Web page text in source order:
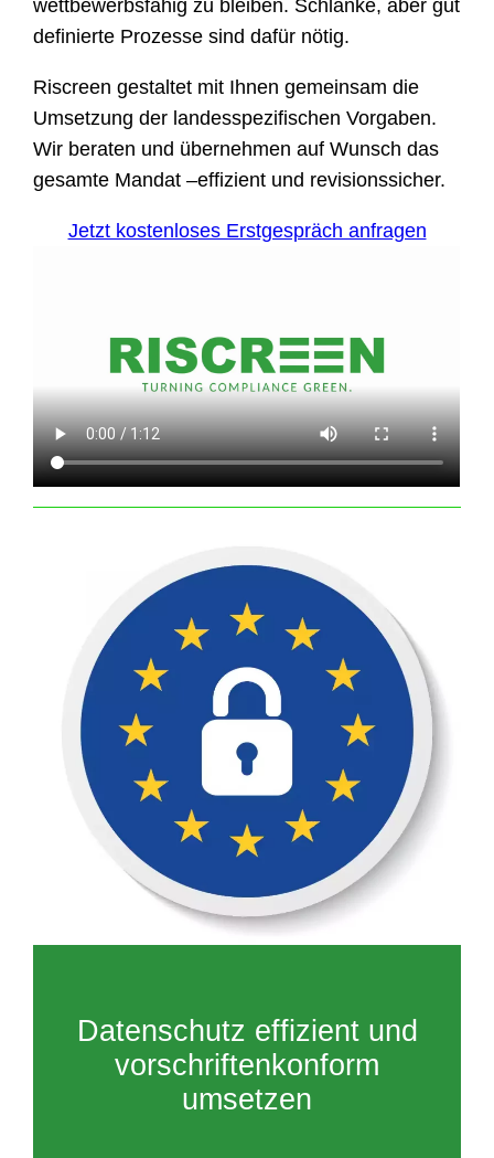
wettbewerbsfähig zu bleiben. Schlanke, aber gut
definierte Prozesse sind dafür nötig.
Riscreen gestaltet mit Ihnen gemeinsam die
Umsetzung der landesspezifischen Vorgaben.
Wir beraten und übernehmen auf Wunsch das
gesamte Mandat –effizient und revisionssicher.
Jetzt kostenloses Erstgespräch anfragen
Datenschutz effizient und
vorschriftenkonform
umsetzen